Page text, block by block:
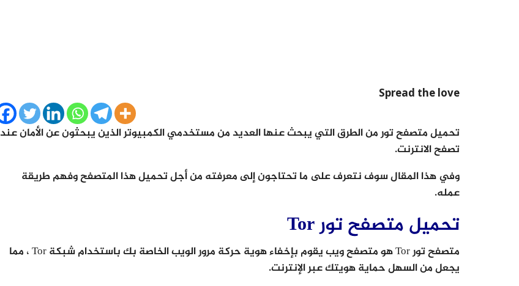
Spread the love
تحميل متصفح تور من الطرق التي يبحث عنها العديد من مستخدمي الكمبيوتر الذين يبحثون عن الأمان عند
تصفح الانترنت.
وفي هذا المقال سوف نتعرف على ما تحتاجون إلى معرفته من أجل تحميل هذا المتصفح وفهم طريقة
عمله.
تحميل متصفح تور Tor
متصفح تور Tor هو متصفح ويب يقوم بإخفاء هوية حركة مرور الويب الخاصة بك باستخدام شبكة Tor ، مما
يجعل من السهل حماية هويتك عبر الإنترنت.